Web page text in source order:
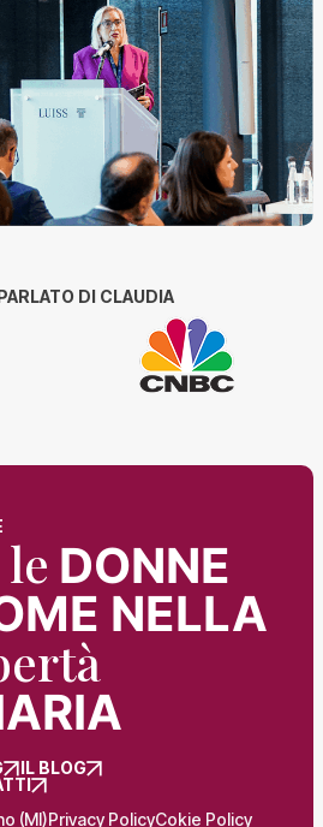
DI CLAUDIA
DONNE
NELLA
IL BLOG
(MI)Privacy PolicyCokie Policy